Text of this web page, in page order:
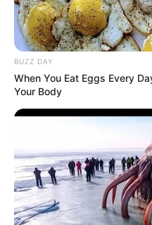
(foto:
Biodata & Profil
Nama Lengkap: Jerome
BUZZ DAY
When You Eat Eggs Every
Your Body